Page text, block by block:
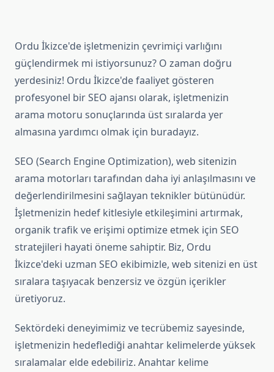
Ordu İkizce'de işletmenizin çevrimiçi varlığını
güçlendirmek mi istiyorsunuz? O zaman doğru
yerdesiniz! Ordu İkizce'de faaliyet gösteren
profesyonel bir SEO ajansı olarak, işletmenizin
arama motoru sonuçlarında üst sıralarda yer
almasına yardımcı olmak için buradayız.
SEO (Search Engine Optimization), web sitenizin
arama motorları tarafından daha iyi anlaşılmasını ve
değerlendirilmesini sağlayan teknikler bütünüdür.
İşletmenizin hedef kitlesiyle etkileşimini artırmak,
organik trafik ve erişimi optimize etmek için SEO
stratejileri hayati öneme sahiptir. Biz, Ordu
İkizce'deki uzman SEO ekibimizle, web sitenizi en üst
sıralara taşıyacak benzersiz ve özgün içerikler
üretiyoruz.
Sektördeki deneyimimiz ve tecrübemiz sayesinde,
işletmenizin hedeflediği anahtar kelimelerde yüksek
sıralamalar elde edebiliriz. Anahtar kelime